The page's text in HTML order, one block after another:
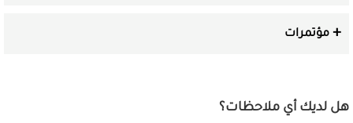
مؤتمرات
هل لديك أي ملاحظات؟